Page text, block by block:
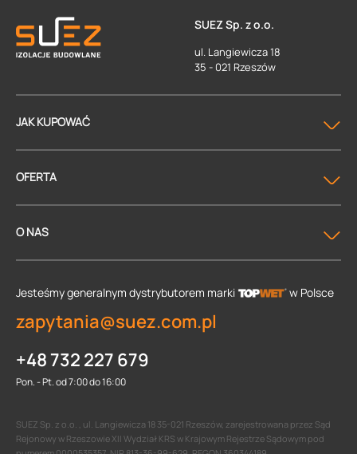
SUEZ Sp. z o.o.
ul. Langiewicza 18
35 - 021 Rzeszów
JAK KUPOWAĆ
OFERTA
O NAS
Jesteśmy generalnym dystrybutorem marki w Polsce
zapytania@suez.com.pl
+48 732 227 679
Pon. - Pt. od 7:00 do 16:00
SUEZ Sp. z o.o. , ul. Langiewicza 18 35-021 Rzeszów, zarejestrowana przez Sąd
Rejonowy w Rzeszowie XII Wydział KRS w Krajowym Rejestrze Sądowym pod